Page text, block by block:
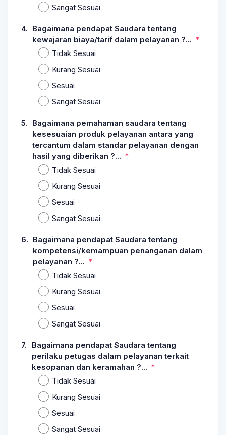
Sangat Sesuai
4. Bagaimana pendapat Saudara tentang
kewajaran biaya/tarif dalam pelayanan ?...
Tidak Sesuai
Kurang Sesuai
Sesuai
Sangat Sesuai
5. Bagaimana pemahaman saudara tentang
kesesuaian produk pelayanan antara yang
tercantum dalam standar pelayanan dengan
hasil yang diberikan ?...
Tidak Sesuai
Kurang Sesuai
Sesuai
Sangat Sesuai
6. Bagaimana pendapat Saudara tentang
kompetensi/kemampuan penanganan dalam
pelayanan ?...
Tidak Sesuai
Kurang Sesuai
Sesuai
Sangat Sesuai
7.
Bagaimana pendapat Saudara tentang
perilaku petugas dalam pelayanan terkait
kesopanan dan keramahan ?...
Tidak Sesuai
Kurang Sesuai
Sesuai
Sangat Sesuai